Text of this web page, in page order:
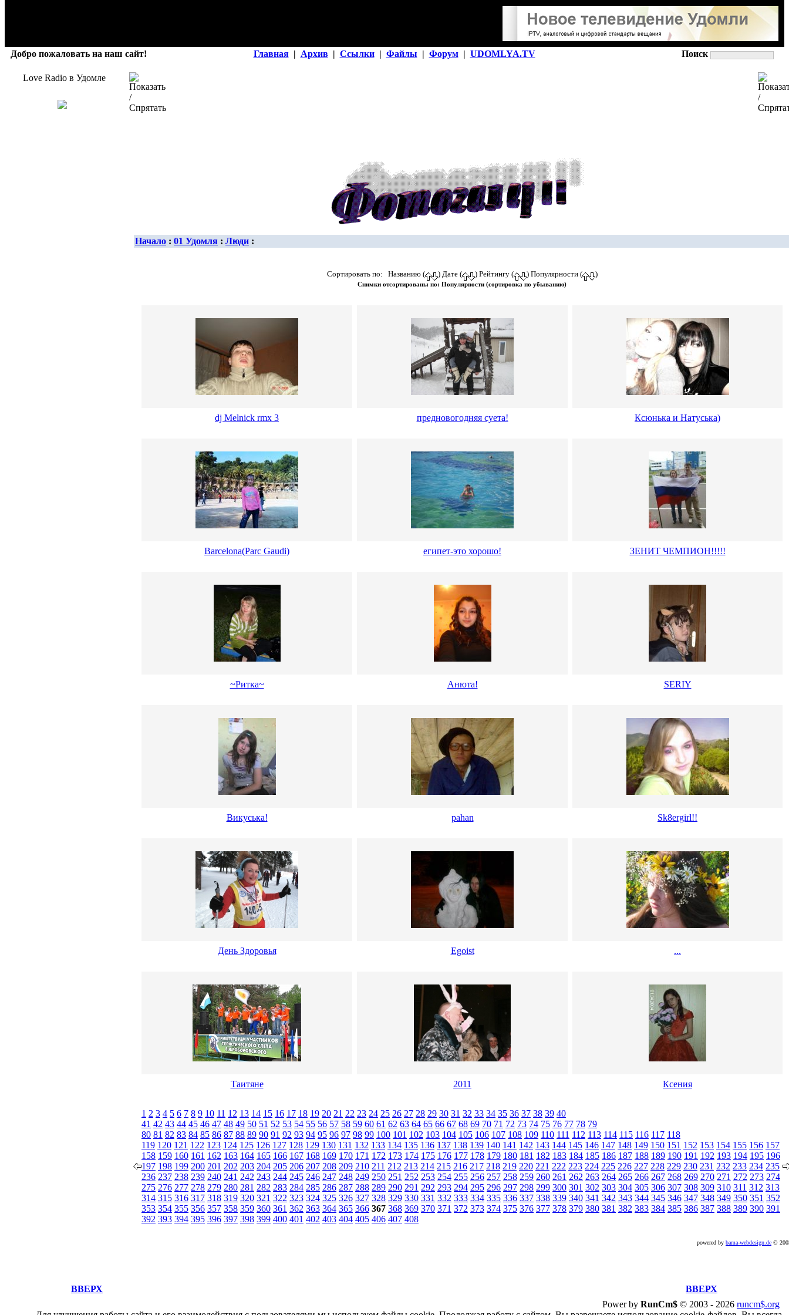
Добро пожаловать на наш сайт! Главная | Архив | Ссылки | Файлы | Форум | UDOMLYA.TV Поиск
Love Radio в Удомле
Начало : 01 Удомля : Люди :
Сортировать по: Названию ( ) Дате ( ) Рейтингу ( ) Популярности ( )
Снимки отсортированы по: Популярности (сортировка по убыванию)
dj Melnick rmx 3 предновогодняя суета! Ксюнька и Натуська)
Barcelona(Parc Gaudi) египет-это хорошо! ЗЕНИТ ЧЕМПИОН!!!!!
~Ритка~ Анюта! SERIY
Викуська! pahan Sk8ergirl!!
День Здоровья Egoist ...
Таитяне 2011 Ксения
1 2 3 4 5 6 7 8 9 10 11 12 13 14 15 16 17 18 19 20 21 22 23 24 25 26 27 28 29 30 31 32 33 34 35 36 37 38 39 40
41 42 43 44 45 46 47 48 49 50 51 52 53 54 55 56 57 58 59 60 61 62 63 64 65 66 67 68 69 70 71 72 73 74 75 76 77 78 79
80 81 82 83 84 85 86 87 88 89 90 91 92 93 94 95 96 97 98 99 100 101 102 103 104 105 106 107 108 109 110 111 112 113 114 115 116 117 118
119 120 121 122 123 124 125 126 127 128 129 130 131 132 133 134 135 136 137 138 139 140 141 142 143 144 145 146 147 148 149 150 151 152 153 154 155 156 157
158 159 160 161 162 163 164 165 166 167 168 169 170 171 172 173 174 175 176 177 178 179 180 181 182 183 184 185 186 187 188 189 190 191 192 193 194 195 196
197 198 199 200 201 202 203 204 205 206 207 208 209 210 211 212 213 214 215 216 217 218 219 220 221 222 223 224 225 226 227 228 229 230 231 232 233 234 235
236 237 238 239 240 241 242 243 244 245 246 247 248 249 250 251 252 253 254 255 256 257 258 259 260 261 262 263 264 265 266 267 268 269 270 271 272 273 274
275 276 277 278 279 280 281 282 283 284 285 286 287 288 289 290 291 292 293 294 295 296 297 298 299 300 301 302 303 304 305 306 307 308 309 310 311 312 313
314 315 316 317 318 319 320 321 322 323 324 325 326 327 328 329 330 331 332 333 334 335 336 337 338 339 340 341 342 343 344 345 346 347 348 349 350 351 352
353 354 355 356 357 358 359 360 361 362 363 364 365 366 367 368 369 370 371 372 373 374 375 376 377 378 379 380 381 382 383 384 385 386 387 388 389 390 391
392 393 394 395 396 397 398 399 400 401 402 403 404 405 406 407 408
powered by bama-webdesign.de ©
ВВЕРХ
ВВЕРХ
Power by RunCm$ © 2003 - 2026 runcm$.org